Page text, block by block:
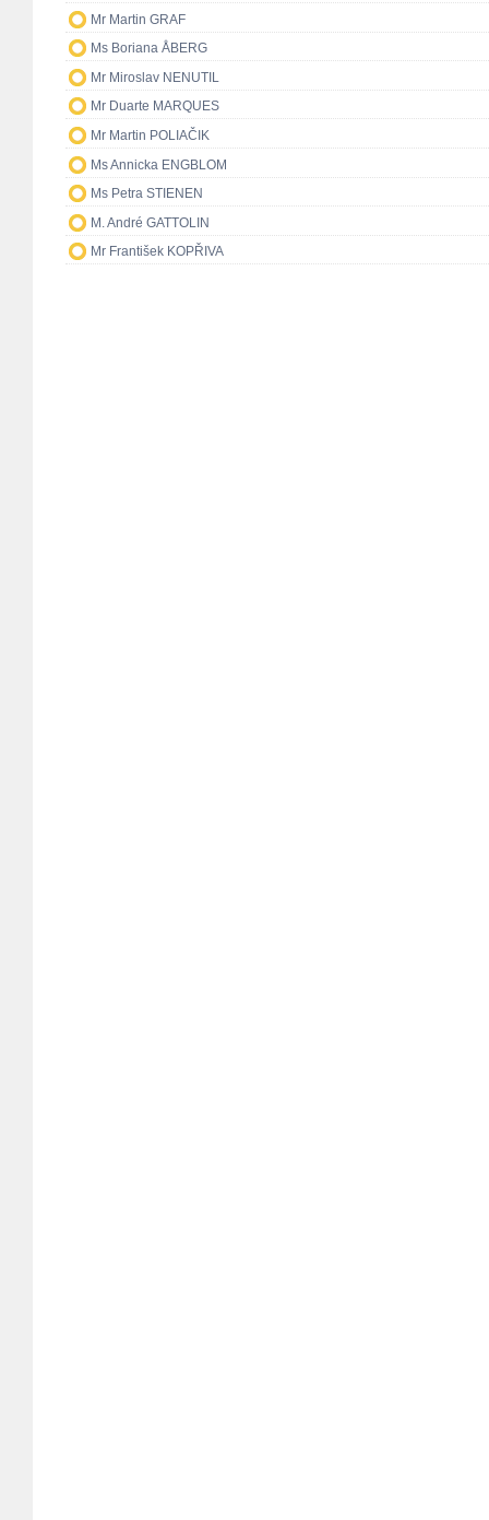
Mr Martin GRAF
Ms Boriana ÅBERG
Mr Miroslav NENUTIL
Mr Duarte MARQUES
Mr Martin POLIAČIK
Ms Annicka ENGBLOM
Ms Petra STIENEN
M. André GATTOLIN
Mr František KOPŘIVA